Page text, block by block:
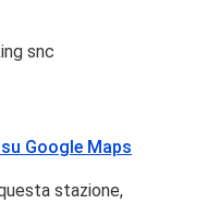
snc
Google Maps
stazione,